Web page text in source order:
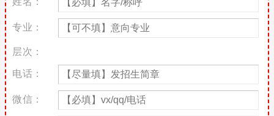
新海南客户端、南海网、南国都市报8月5日(记者) 黄婷 实习生 吴
祖杭)海南省考试局5日发布公告，指出2022年海南省高职院校(专
科)提前批准(普通、艺术、体育)平行志愿备案后，部分招生院校学
生仍不足。海南省考试局决定组织考生征集志愿者，以完成招生计
划，增加考生的录取机会。8月5日12:00-8月6日9:00征集志愿者。
期间，请点击海南省考试局网页上的征集志愿填报系统填报。
省考试局指出，学生不足的院校专业组名称、专业名称、科目要求
和剩余招生计划见海南省考试局相关公告附表1。
专业：
层次：
电话：
微信：